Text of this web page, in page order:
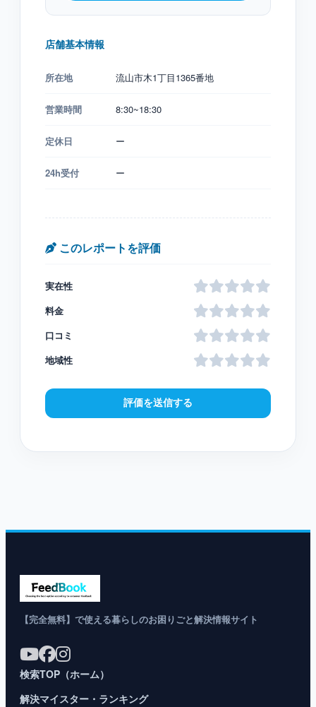
店舗基本情報
所在地 流山市木1丁目1365番地
営業時間 8:30~18:30
定休日 ー
24h受付 ー
このレポートを評価
実在性
料金
口コミ
地域性
評価を送信する
【完全無料】で使える暮らしのお困りごと解決情報サイト
検索TOP（ホーム）
解決マイスター・ランキング